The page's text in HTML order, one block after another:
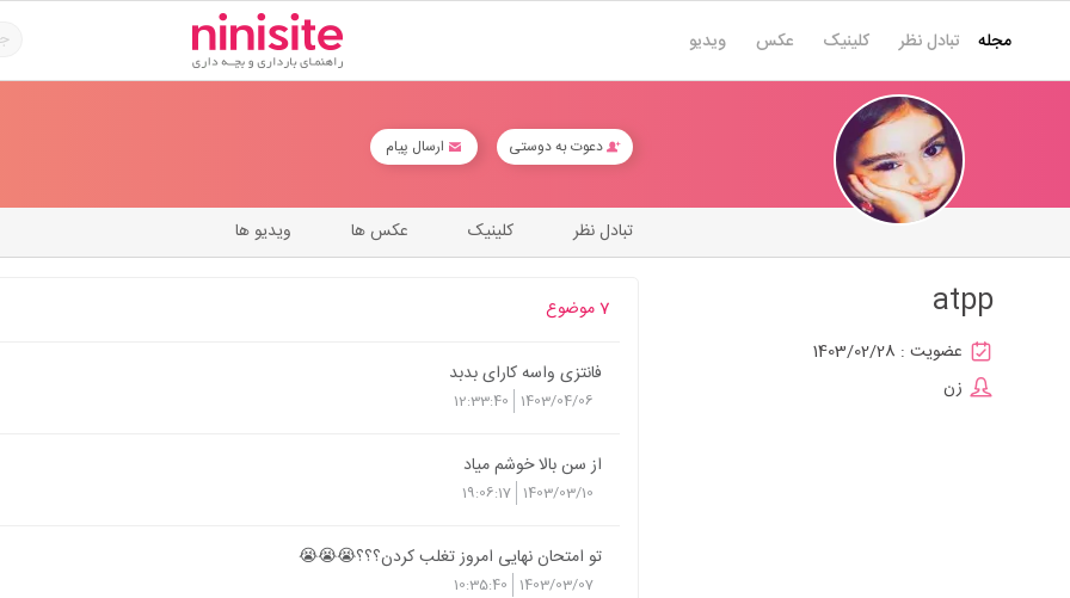
مجله تبادل نظر کلینیک عکس ویدیو
دعوت به دوستی ارسال پیام
ویدیو ها عکس ها کلینیک تبادل نظر
atpp
عضویت : 1403/02/28
زن
7 موضوع
فانتزی واسه کارای بدبد
1403/04/06
12:33:40
از سن بالا خوشم میاد
1403/03/10
19:06:17
تو امتحان نهایی امروز تغلب کردن؟؟؟😭😭😭
1403/03/07
10:35:40